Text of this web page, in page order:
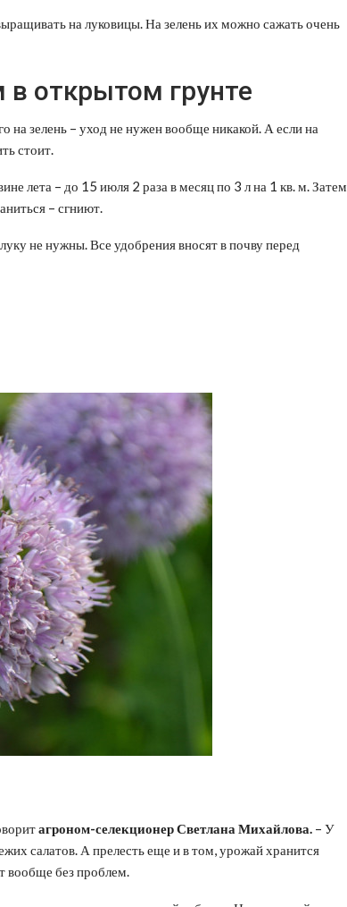
на луковицы. На зелень их можно сажать очень
открытом грунте
на зелень – уход не нужен вообще никакой. А если на
стоит.
лета – до 15 июля 2 раза в месяц по 3 л на 1 кв. м. Затем
– сгниют.
не нужны. Все удобрения вносят в почву перед
агроном-селекционер Светлана Михайлова. – У
салатов. А прелесть еще и в том, урожай хранится
вообще без проблем.